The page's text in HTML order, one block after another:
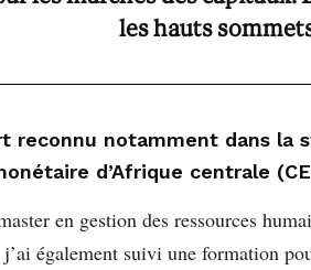
les hauts
reconnu notamment dans
d’Afrique centrale
en gestion des ressources
également suivi une formation